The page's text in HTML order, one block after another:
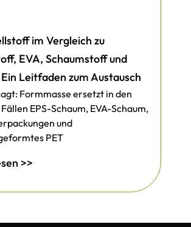
im Vergleich zu
EVA, Schaumstoff und
Leitfaden zum Austausch
Formmasse ersetzt in den
EPS-Schaum, EVA-Schaum,
und
PET
>>